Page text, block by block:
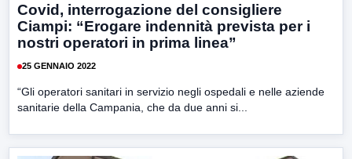
Covid, interrogazione del consigliere
Ciampi: “Erogare indennità prevista per i
nostri operatori in prima linea”
25 GENNAIO 2022
“Gli operatori sanitari in servizio negli ospedali e nelle aziende
sanitarie della Campania, che da due anni si...